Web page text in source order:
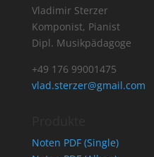
Vladimir Sterzer
Komponist, Pianist
Dipl. Musikpädagoge
+49 176 99001475
vlad.sterzer@gmail.com
Noten PDF (Single)